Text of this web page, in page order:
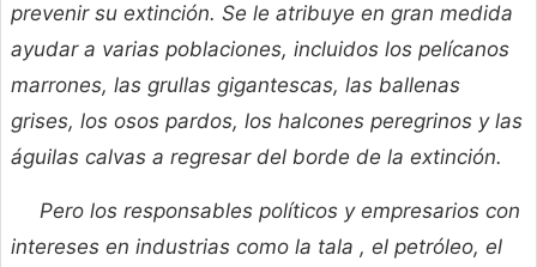
prevenir su extinción. Se le atribuye en gran medida
ayudar a varias poblaciones, incluidos los pelícanos
marrones, las grullas gigantescas, las ballenas
grises, los osos pardos, los halcones peregrinos y las
águilas calvas a regresar del borde de la extinción.
Pero los responsables políticos y empresarios con
intereses en industrias como la tala , el petróleo, el